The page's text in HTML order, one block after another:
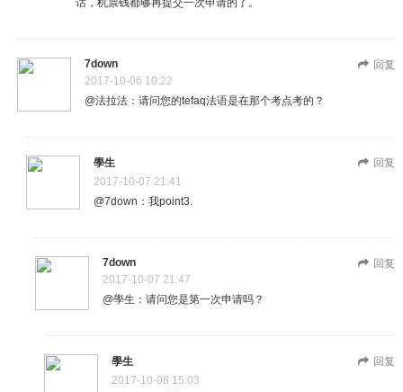
话，机票钱都够再提交一次申请的了。
7down
回复
2017-10-06 10:22
@法拉法：请问您的tefaq法语是在那个考点考的？
學生
回复
2017-10-07 21:41
@7down：我point3.
7down
回复
2017-10-07 21:47
@學生：请问您是第一次申请吗？
學生
回复
2017-10-08 15:03